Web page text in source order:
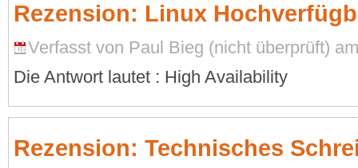
Rezension: Linux
Verfasst von Paul Bieg (nicht überprüft)
Die Antwort lautet : High Availability
Rezension: Technisches